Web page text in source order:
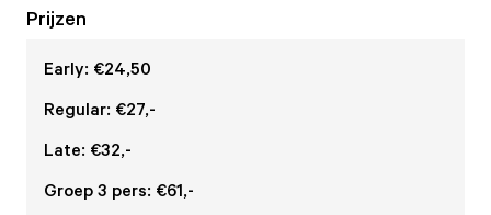
Prijzen
Early: €24,50
Regular: €27,-
Late: €32,-
Groep 3 pers: €61,-